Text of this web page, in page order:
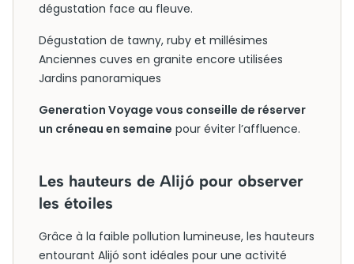
dégustation face au fleuve.
Dégustation de tawny, ruby et millésimes
Anciennes cuves en granite encore utilisées
Jardins panoramiques
Generation Voyage vous conseille de réserver
un créneau en semaine pour éviter l’affluence.
Les hauteurs de Alijó pour observer
les étoiles
Grâce à la faible pollution lumineuse, les hauteurs
entourant Alijó sont idéales pour une activité